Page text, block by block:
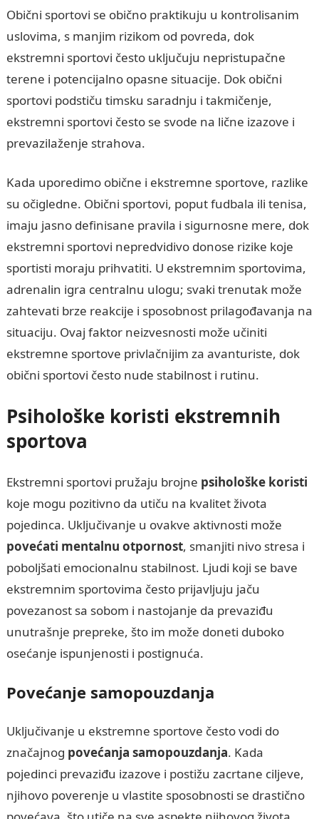
Obični sportovi se obično praktikuju u kontrolisanim
uslovima, s manjim rizikom od povreda, dok
ekstremni sportovi često uključuju nepristupačne
terene i potencijalno opasne situacije. Dok obični
sportovi podstiču timsku saradnju i takmičenje,
ekstremni sportovi često se svode na lične izazove i
prevazilaženje strahova.
Kada uporedimo obične i ekstremne sportove, razlike
su očigledne. Obični sportovi, poput fudbala ili tenisa,
imaju jasno definisane pravila i sigurnosne mere, dok
ekstremni sportovi nepredvidivo donose rizike koje
sportisti moraju prihvatiti. U ekstremnim sportovima,
adrenalin igra centralnu ulogu; svaki trenutak može
zahtevati brze reakcije i sposobnost prilagođavanja na
situaciju. Ovaj faktor neizvesnosti može učiniti
ekstremne sportove privlačnijim za avanturiste, dok
obični sportovi često nude stabilnost i rutinu.
Psihološke koristi ekstremnih
sportova
Ekstremni sportovi pružaju brojne psihološke koristi
koje mogu pozitivno da utiču na kvalitet života
pojedinca. Uključivanje u ovakve aktivnosti može
povećati mentalnu otpornost, smanjiti nivo stresa i
poboljšati emocionalnu stabilnost. Ljudi koji se bave
ekstremnim sportovima često prijavljuju jaču
povezanost sa sobom i nastojanje da prevaziđu
unutrašnje prepreke, što im može doneti duboko
osećanje ispunjenosti i postignuća.
Povećanje samopouzdanja
Uključivanje u ekstremne sportove često vodi do
značajnog povećanja samopouzdanja. Kada
pojedinci prevaziđu izazove i postižu zacrtane ciljeve,
njihovo poverenje u vlastite sposobnosti se drastično